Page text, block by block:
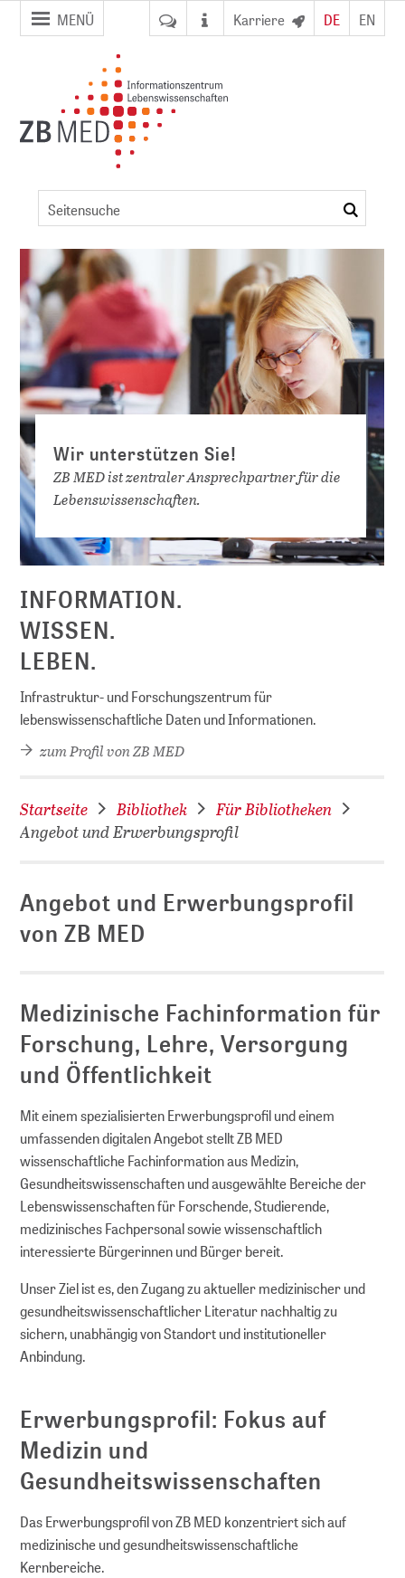
Zur
Seitennavigation
Zum
Inhalt
MENÜ Karriere DE EN
und
Erwerbungsprofil
ZB MED
suchen
Wir unterstützen Sie!
ZB MED ist zentraler Ansprechpartner für die
Lebens­wissen­schaften.
INFORMATION.
WISSEN.
LEBEN.
Infrastruktur- und Forschungszentrum für
lebenswissenschaftliche Daten und Informationen.
zum Profil von ZB MED
Startseite Bibliothek
Für Bibliotheken
Angebot und Erwerbungsprofil
Angebot und Erwerbungsprofil
von ZB MED
Medizinische Fachinformation für
Forschung, Lehre, Versorgung
und Öffentlichkeit
Mit einem spezialisierten Erwerbungsprofil und einem
umfassenden digitalen Angebot stellt ZB MED
wissenschaftliche Fachinformation aus Medizin,
Gesundheitswissenschaften und ausgewählte Bereiche der
Lebenswissenschaften für Forschende, Studierende,
medizinisches Fachpersonal sowie wissenschaftlich
interessierte Bürgerinnen und Bürger bereit.
Unser Ziel ist es, den Zugang zu aktueller medizinischer und
gesundheitswissenschaftlicher Literatur nachhaltig zu
sichern, unabhängig von Standort und institutioneller
Anbindung.
Erwerbungsprofil: Fokus auf
Medizin und
Gesundheitswissenschaften
Das Erwerbungsprofil von ZB MED konzentriert sich auf
medizinische und gesundheitswissenschaftliche
Kernbereiche.